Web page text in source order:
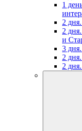
1
2
2
и
3
2
2